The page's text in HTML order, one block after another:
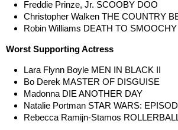
Freddie Prinze, Jr. SCOOBY DOO
Christopher Walken THE COUNTRY
Robin Williams DEATH TO SMOOCHY
Worst Supporting Actress
Lara Flynn Boyle MEN IN BLACK II
Bo Derek MASTER OF DISGUISE
Madonna DIE ANOTHER DAY
Natalie Portman STAR WARS:
Rebecca Ramijn-Stamos